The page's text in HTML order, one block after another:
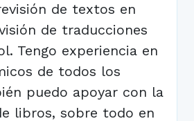
de textos en
de traducciones
Tengo experiencia en
de todos los
puedo apoyar con la
libros, sobre todo en